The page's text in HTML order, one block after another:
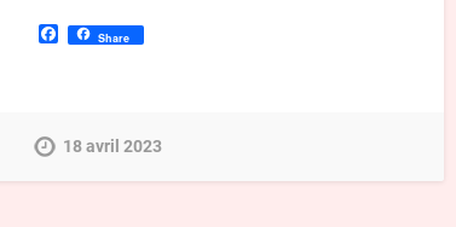
Facebook
Share
18 avril 2023